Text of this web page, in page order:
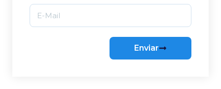
Enviar